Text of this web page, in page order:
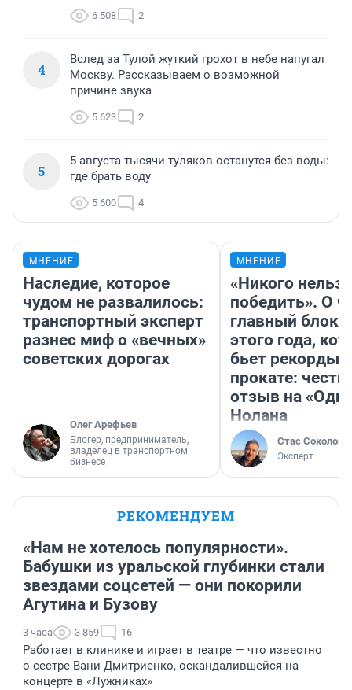
6 508 2
4
Вслед за Тулой жуткий грохот в небе напугал
Москву. Рассказываем о возможной
причине звука
5 623 2
5
5 августа тысячи туляков останутся без воды:
где брать воду
5 600 4
МНЕНИЕ
Наследие, которое
чудом не развалилось:
транспортный эксперт
разнес миф о «вечных»
советских дорогах
Олег Арефьев
Блогер, предприниматель,
владелец в транспортном
бизнесе
МНЕНИЕ
«Никого нельзя
победить». О
главный
этого года,
бьет рекорды в
прокате:
отзыв на
Нолана
Стас Соколов
Эксперт
РЕКОМЕНДУЕМ
«Нам не хотелось популярности».
Бабушки из уральской глубинки стали
звездами соцсетей — они покорили
Агутина и Бузову
3 часа 3 859 16
Работает в клинике и играет в театре — что известно
о сестре Вани Дмитриенко, оскандалившейся на
концерте в «Лужниках»